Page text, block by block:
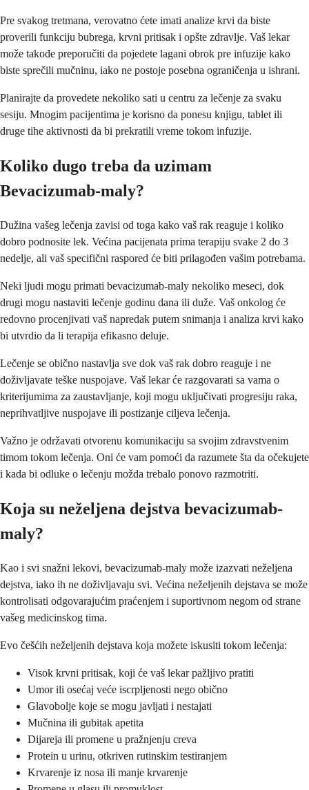
Pre svakog tretmana, verovatno ćete imati analize krvi da biste
proverili funkciju bubrega, krvni pritisak i opšte zdravlje. Vaš lekar
može takođe preporučiti da pojedete lagani obrok pre infuzije kako
biste sprečili mučninu, iako ne postoje posebna ograničenja u ishrani.
Planirajte da provedete nekoliko sati u centru za lečenje za svaku
sesiju. Mnogim pacijentima je korisno da ponesu knjigu, tablet ili
druge tihe aktivnosti da bi prekratili vreme tokom infuzije.
Koliko dugo treba da uzimam
Bevacizumab-maly?
Dužina vašeg lečenja zavisi od toga kako vaš rak reaguje i koliko
dobro podnosite lek. Većina pacijenata prima terapiju svake 2 do 3
nedelje, ali vaš specifični raspored će biti prilagođen vašim potrebama.
Neki ljudi mogu primati bevacizumab-maly nekoliko meseci, dok
drugi mogu nastaviti lečenje godinu dana ili duže. Vaš onkolog će
redovno procenjivati vaš napredak putem snimanja i analiza krvi kako
bi utvrdio da li terapija efikasno deluje.
Lečenje se obično nastavlja sve dok vaš rak dobro reaguje i ne
doživljavate teške nuspojave. Vaš lekar će razgovarati sa vama o
kriterijumima za zaustavljanje, koji mogu uključivati progresiju raka,
neprihvatljive nuspojave ili postizanje ciljeva lečenja.
Važno je održavati otvorenu komunikaciju sa svojim zdravstvenim
timom tokom lečenja. Oni će vam pomoći da razumete šta da očekujete
i kada bi odluke o lečenju možda trebalo ponovo razmotriti.
Koja su neželjena dejstva bevacizumab-
maly?
Kao i svi snažni lekovi, bevacizumab-maly može izazvati neželjena
dejstva, iako ih ne doživljavaju svi. Većina neželjenih dejstava se može
kontrolisati odgovarajućim praćenjem i suportivnom negom od strane
vašeg medicinskog tima.
Evo češćih neželjenih dejstava koja možete iskusiti tokom lečenja:
Visok krvni pritisak, koji će vaš lekar pažljivo pratiti
Umor ili osećaj veće iscrpljenosti nego obično
Glavobolje koje se mogu javljati i nestajati
Mučnina ili gubitak apetita
Dijareja ili promene u pražnjenju creva
Protein u urinu, otkriven rutinskim testiranjem
Krvarenje iz nosa ili manje krvarenje